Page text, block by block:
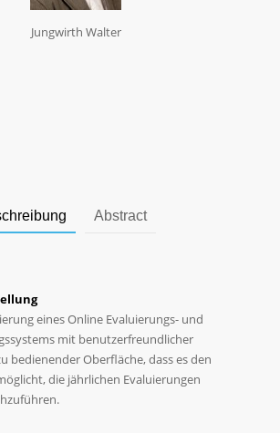
Jungwirth Walter
Abstract
eines Online Evaluierungs- und
mit benutzerfreundlicher
bedienender Oberfläche, dass es den
die jährlichen Evaluierungen